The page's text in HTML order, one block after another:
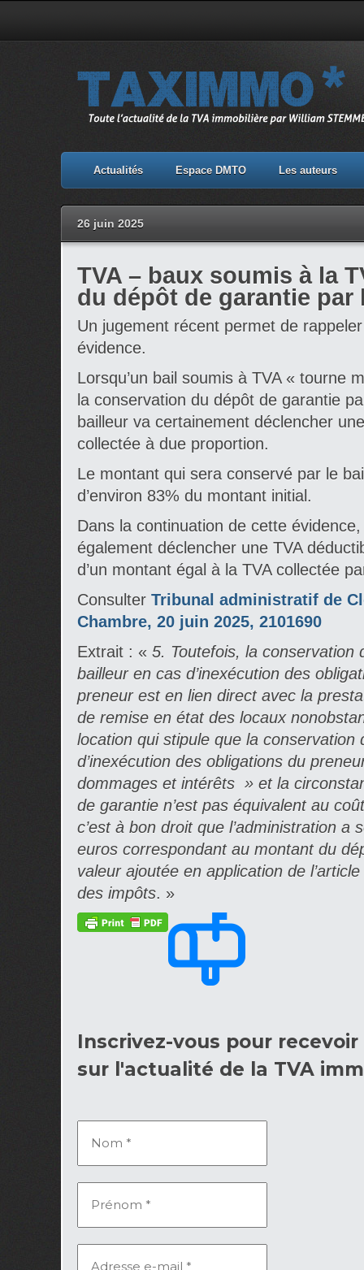
Actualités Espace DMTO Les auteurs
26 juin 2025
TVA – baux soumis à la
du dépôt de garantie par
Un jugement récent permet de
évidence.
Lorsqu’un bail soumis à TVA « tourne
la conservation du dépôt de garantie
bailleur va certainement déclencher
collectée à due proportion.
Le montant qui sera conservé par le
d’environ 83% du montant initial.
Dans la continuation de cette
également déclencher une TVA
d’un montant égal à la TVA collectée
Consulter Tribunal administratif de
Chambre, 20 juin 2025, 2101690
Extrait : « 5. Toutefois, la conservation
bailleur en cas d’inexécution des
preneur est en lien direct avec la
de remise en état des locaux
location qui stipule que la
d’inexécution des obligations du
dommages et intérêts » et la
de garantie n’est pas équivalent au
c’est à bon droit que l’administration a
euros correspondant au montant du
valeur ajoutée en application de
des impôts. »
Inscrivez-vous pour
sur l'actualité de la TVA